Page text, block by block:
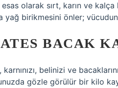
olarak sırt, karın ve kalça
yağ birikmesini önler; vücudun
BACAK
karnınızı, belinizi ve
gözle görülür bir kilo